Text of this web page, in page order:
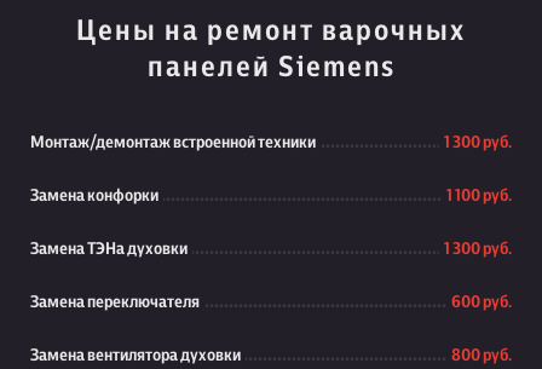
Цены на ремонт варочных
панелей Siemens
Монтаж/демонтаж встроенной техники 1 300 руб.
Замена конфорки 1 100 руб.
Замена ТЭНа духовки 1 300 руб.
Замена переключателя 600 руб.
Замена вентилятора духовки 800 руб.